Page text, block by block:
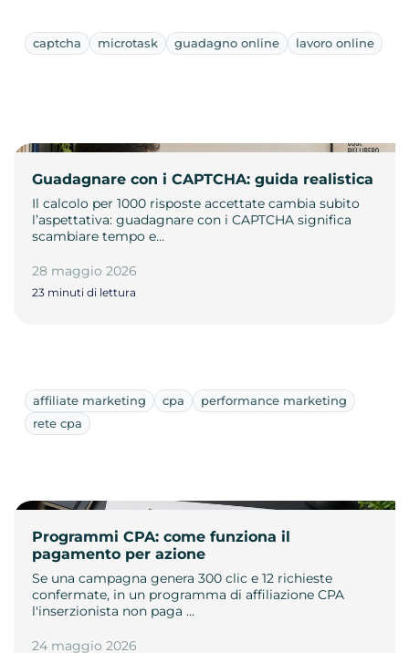
captcha microtask guadagno online lavoro online
Guadagnare con i CAPTCHA: guida realistica
Il calcolo per 1000 risposte accettate cambia subito
l’aspettativa: guadagnare con i CAPTCHA significa
scambiare tempo e…
28 maggio 2026
23 minuti di lettura
affiliate marketing cpa
performance marketing
rete cpa
Programmi CPA: come funziona il
pagamento per azione
Se una campagna genera 300 clic e 12 richieste
confermate, in un programma di affiliazione CPA
l'inserzionista non paga …
24 maggio 2026